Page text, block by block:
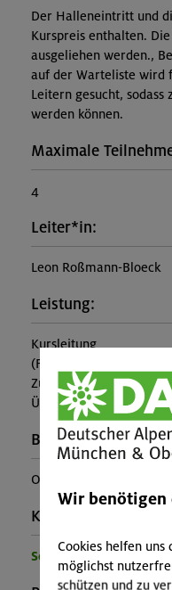
Der Halleneintritt und
Kurspreis enthalten.
ausgeliehen werden.,
auf der Warteliste wird
Leitern gesucht,
werden können.
Maximale
4
Leiter*in:
Leon Roßmann-Bloeck
Leistung:
Kursleitung
(Falls nicht in den
Zusatzkosten für z.B.
Übernachtung oder
Buchungscode:
OL-26-0963
Kontakt Veranstalter:
Sektion Oberland
Wir benötigen
Cookies helfen uns
möglichst
schützen und zu